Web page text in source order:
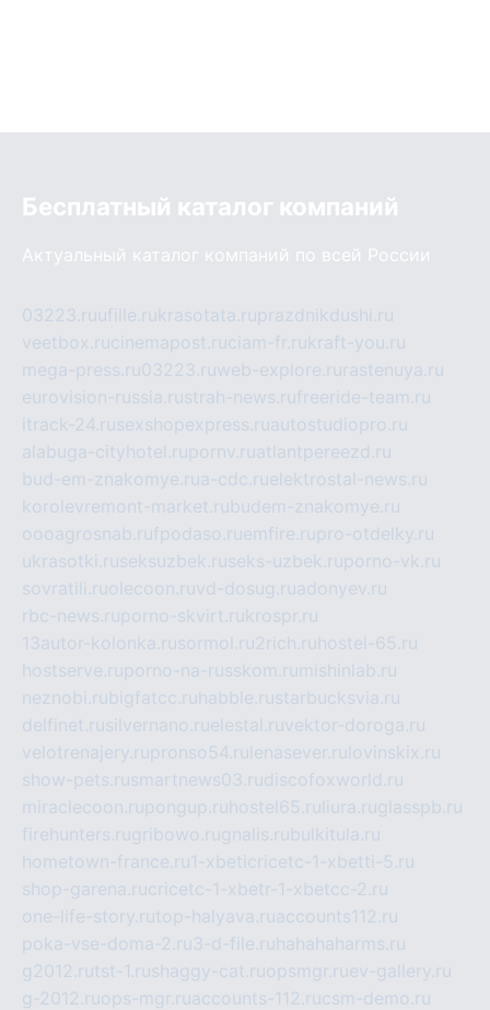
Бесплатный каталог компаний
Актуальный каталог компаний по всей России
03223.ruufille.rukrasotata.ruprazdnikdushi.ru
veetbox.rucinemapost.ruciam-fr.rukraft-you.ru
mega-press.ru03223.ruweb-explore.ru rastenuya.ru
eurovision-russia.rustrah-news.rufreeride-team.ru
itrack-24.rusexshopexpress.ruautostudiopro.ru
alabuga-cityhotel.rupornv.ruatlantpereezd.ru
bud-em-znakomye.rua-cdc.ruelektrostal-news.ru
korolevremont-market.rubudem-znakomye.ru
oooagrosnab.rufpodaso.ruemfire.rupro-otdelky.ru
ukrasotki.ruseksuzbek.ruseks-uzbek.ruporno-vk.ru
sovratili.ruolecoon.ruvd-dosug.ruadonyev.ru
rbc-news.ruporno-skvirt.rukrospr.ru
13autor-kolonka.rusormol.ru2rich.ru hostel-65.ru
hostserve.ruporno-na-russkom.ru mishinlab.ru
neznobi.rubigfatcc.ru habble.rustarbucksvia.ru
delfinet.rusilvernano.ruelestal.ruvektor-doroga.ru
velotrenajery.rupronso54.ru lenasever.ru lovinskix.ru
show-pets.rusmartnews03.rudiscofoxworld.ru
miraclecoon.rupongup.ru hostel65.ru liura.ruglasspb.ru
firehunters.rugribowo.rugnalis.rubulkitula.ru
hometown-france.ru1-xbeticricetc-1-xbetti-5.ru
shop-garena.rucricetc-1-xbetr-1-xbetcc-2.ru
one-life-story.rutop-halyava.ruaccounts112.ru
poka-vse-doma-2.ru3-d-file.ru hahahaharms.ru
g2012.rutst-1.rushaggy-cat.ruopsmgr.ruev-gallery.ru
g-2012.ruops-mgr.ruaccounts-112.rucsm-demo.ru